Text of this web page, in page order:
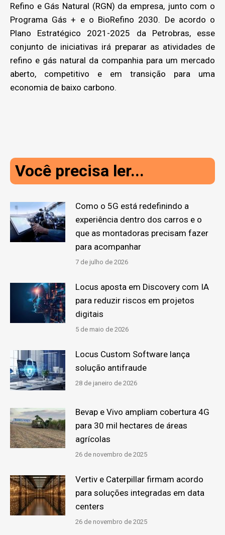
Refino e Gás Natural (RGN) da empresa, junto com o
Programa Gás + e o BioRefino 2030. De acordo o
Plano Estratégico 2021-2025 da Petrobras, esse
conjunto de iniciativas irá preparar as atividades de
refino e gás natural da companhia para um mercado
aberto, competitivo e em transição para uma
economia de baixo carbono.
Você precisa ler...
Como o 5G está redefinindo a
experiência dentro dos carros e o
que as montadoras precisam fazer
para acompanhar
7 de julho de 2026
Locus aposta em Discovery com IA
para reduzir riscos em projetos
digitais
5 de maio de 2026
Locus Custom Software lança
solução antifraude
28 de janeiro de 2026
Bevap e Vivo ampliam cobertura 4G
para 30 mil hectares de áreas
agrícolas
26 de novembro de 2025
Vertiv e Caterpillar firmam acordo
para soluções integradas em data
centers
26 de novembro de 2025